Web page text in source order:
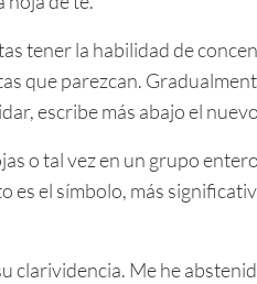
tener la habilidad de
que parezcan.
escribe más abajo el
o tal vez en un grupo
es el símbolo, más
clarividencia. Me he